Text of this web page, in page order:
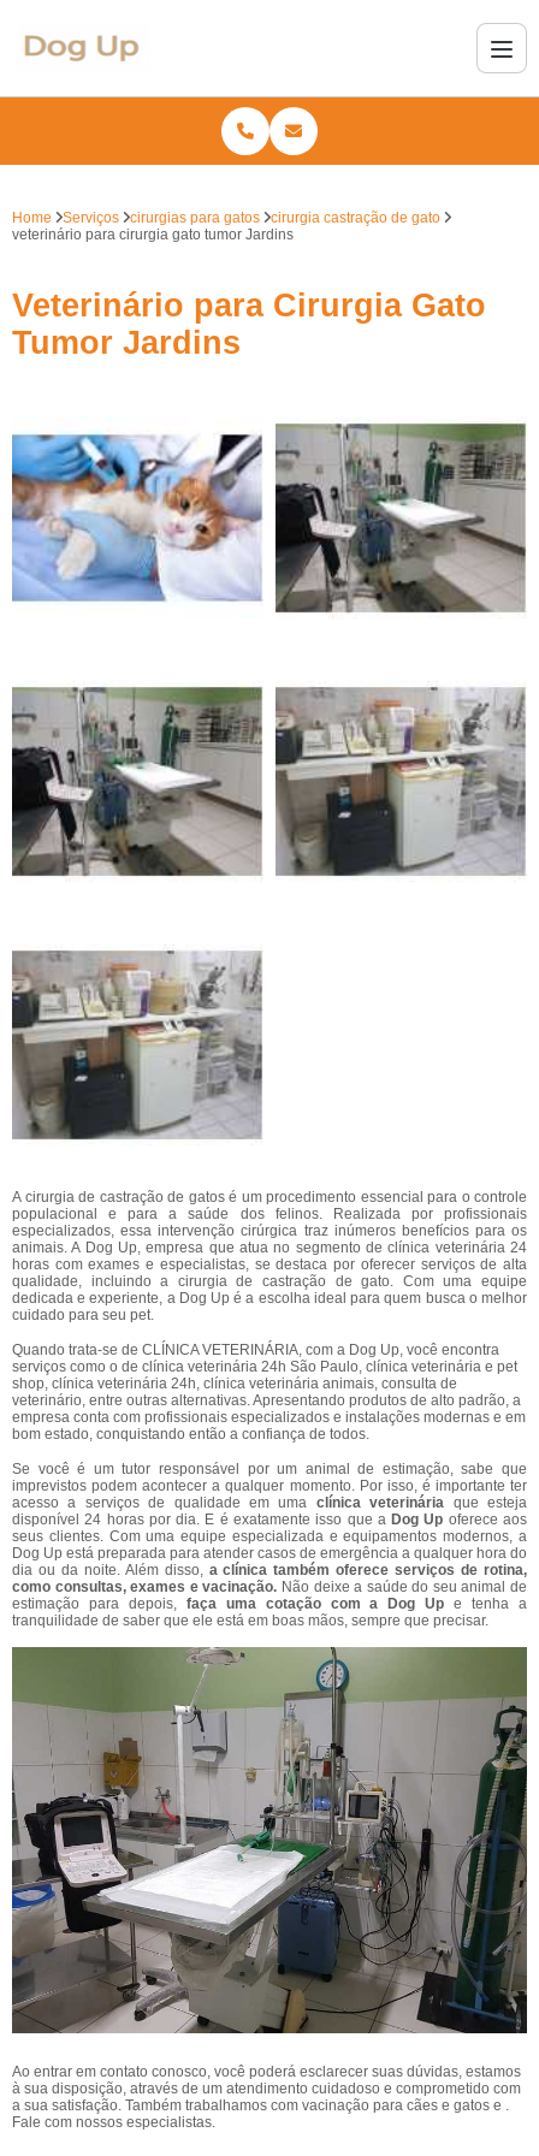
Home Serviços cirurgias para gatos
cirurgia castração de gato
veterinário para cirurgia gato tumor Jardins
Veterinário para Cirurgia Gato
Tumor Jardins
A cirurgia de castração de gatos é um procedimento essencial para o controle
populacional e para a saúde dos felinos. Realizada por profissionais
especializados, essa intervenção cirúrgica traz inúmeros benefícios para os
animais. A Dog Up, empresa que atua no segmento de clínica veterinária 24
horas com exames e especialistas, se destaca por oferecer serviços de alta
qualidade, incluindo a cirurgia de castração de gato. Com uma equipe
dedicada e experiente, a Dog Up é a escolha ideal para quem busca o melhor
cuidado para seu pet.
Quando trata-se de CLÍNICA VETERINÁRIA, com a Dog Up, você encontra
serviços como o de clínica veterinária 24h São Paulo, clínica veterinária e pet
shop, clínica veterinária 24h, clínica veterinária animais, consulta de
veterinário, entre outras alternativas. Apresentando produtos de alto padrão, a
empresa conta com profissionais especializados e instalações modernas e em
bom estado, conquistando então a confiança de todos.
Se você é um tutor responsável por um animal de estimação, sabe que
imprevistos podem acontecer a qualquer momento. Por isso, é importante ter
acesso a serviços de qualidade em uma clínica veterinária que esteja
disponível 24 horas por dia. E é exatamente isso que a Dog Up oferece aos
seus clientes. Com uma equipe especializada e equipamentos modernos, a
Dog Up está preparada para atender casos de emergência a qualquer hora do
dia ou da noite. Além disso, a clínica também oferece serviços de rotina,
como consultas, exames e vacinação. Não deixe a saúde do seu animal de
estimação para depois, faça uma cotação com a Dog Up e tenha a
tranquilidade de saber que ele está em boas mãos, sempre que precisar.
Ao entrar em contato conosco, você poderá esclarecer suas dúvidas, estamos
à sua disposição, através de um atendimento cuidadoso e comprometido com
a sua satisfação. Também trabalhamos com vacinação para cães e gatos e .
Fale com nossos especialistas.